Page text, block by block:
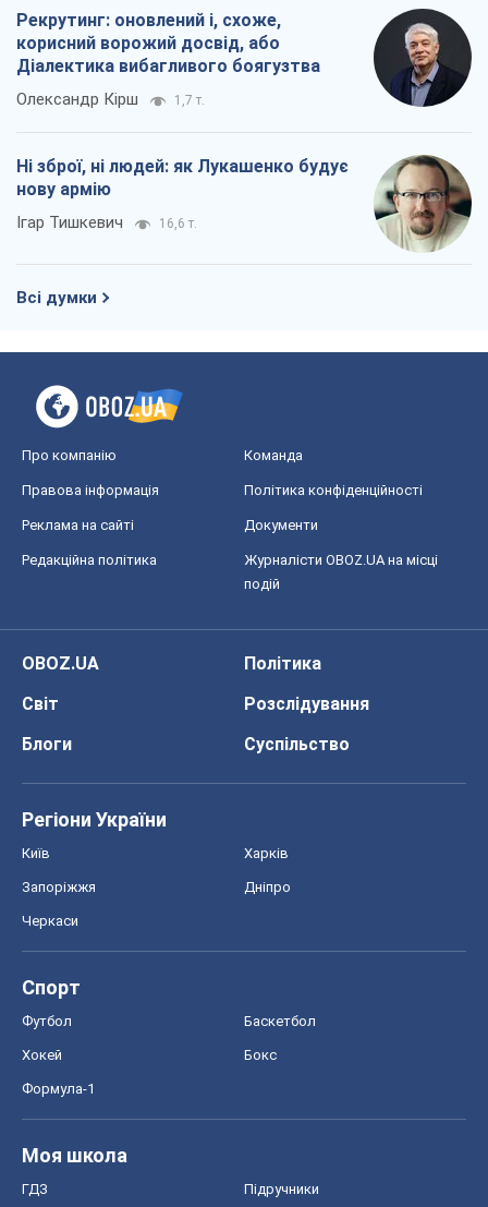
Рекрутинг: оновлений і, схоже,
корисний ворожий досвід, або
Діалектика вибагливого боягузтва
Олександр Кірш 1,7 т.
Ні зброї, ні людей: як Лукашенко будує
нову армію
Ігар Тишкевич 16,6 т.
Всі думки
Про компанію Команда
Правова інформація Політика конфіденційності
Реклама на сайті Документи
Редакційна політика
Журналісти OBOZ.UA на місці
подій
OBOZ.UA
Політика
Світ
Розслідування
Блоги
Суспільство
Регіони України
Київ Харків
Запоріжжя Дніпро
Черкаси
Спорт
Футбол Баскетбол
Хокей Бокс
Формула-1
Моя школа
ГДЗ Підручники